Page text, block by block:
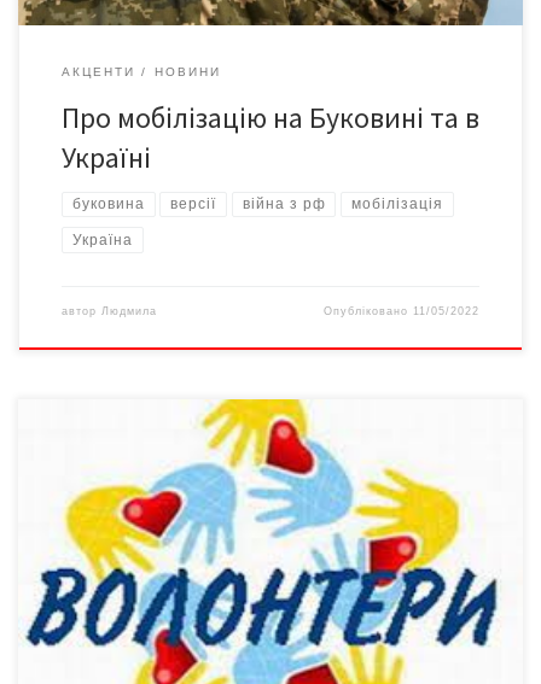
АКЦЕНТИ НОВИНИ
Про мобілізацію на Буковині та в
Україні
буковина версії війна з рф мобілізація
Україна
автор Людмила Опубліковано 11/05/2022
Реалії війни знову продемонстрували визначальну роль
волонтерського руху в підтримці обороноздатності та
гуманітарної стабільності країни. Тисячі волонтерів в
щоденному режимі закуповують, збирають та доставляють
гуманітарну і благодійну допомогу українським захисникам
громадянам, які страждають від збройної агресії. Волонтери
співпрацюють з неприбутковими організаціями, громадськими
об’єднаннями та благодійними організаціями, або
об’єднуються в ініціативні […]